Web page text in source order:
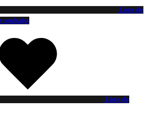
Liste de
souhaits
Liste de